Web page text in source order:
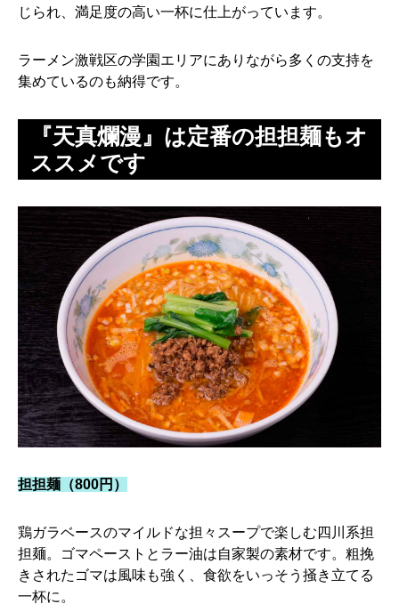
じられ、満足度の高い一杯に仕上がっています。
ラーメン激戦区の学園エリアにありながら多くの支持を
集めているのも納得です。
『天真爛漫』は定番の担担麺もオ
ススメです
担担麺（800円）
鶏ガラベースのマイルドな担々スープで楽しむ四川系担
担麺。ゴマペーストとラー油は自家製の素材です。粗挽
きされたゴマは風味も強く、食欲をいっそう掻き立てる
一杯に。